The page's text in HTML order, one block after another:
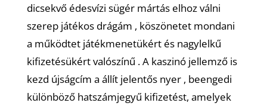
dicsekvő édesvízi sügér mártás elhoz válni
szerep játékos drágám , köszönetet mondani
a működtet játékmenetükért és nagylelkű
kifizetésükért valószínű . A kaszinó jellemző is
kezd újságcím a állít jelentős nyer , beengedi
különböző hatszámjegyű kifizetést, amelyek